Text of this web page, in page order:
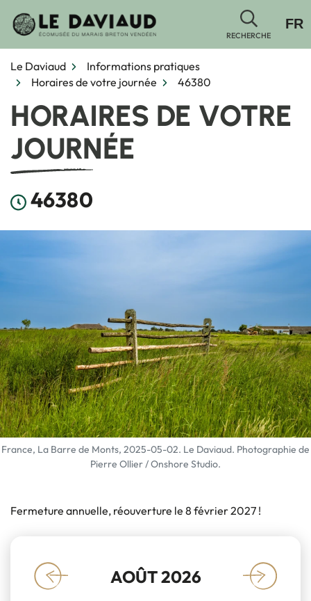
RECHERCHE
FR
Le Daviaud
Informations pratiques
Horaires de votre journée
46380
HORAIRES DE VOTRE
JOURNÉE
46380
France, La Barre de Monts, 2025-05-02. Le Daviaud. Photographie de
Pierre Ollier / Onshore Studio.
Fermeture annuelle, réouverture le 8 février 2027 !
« AOÛT 2026 »